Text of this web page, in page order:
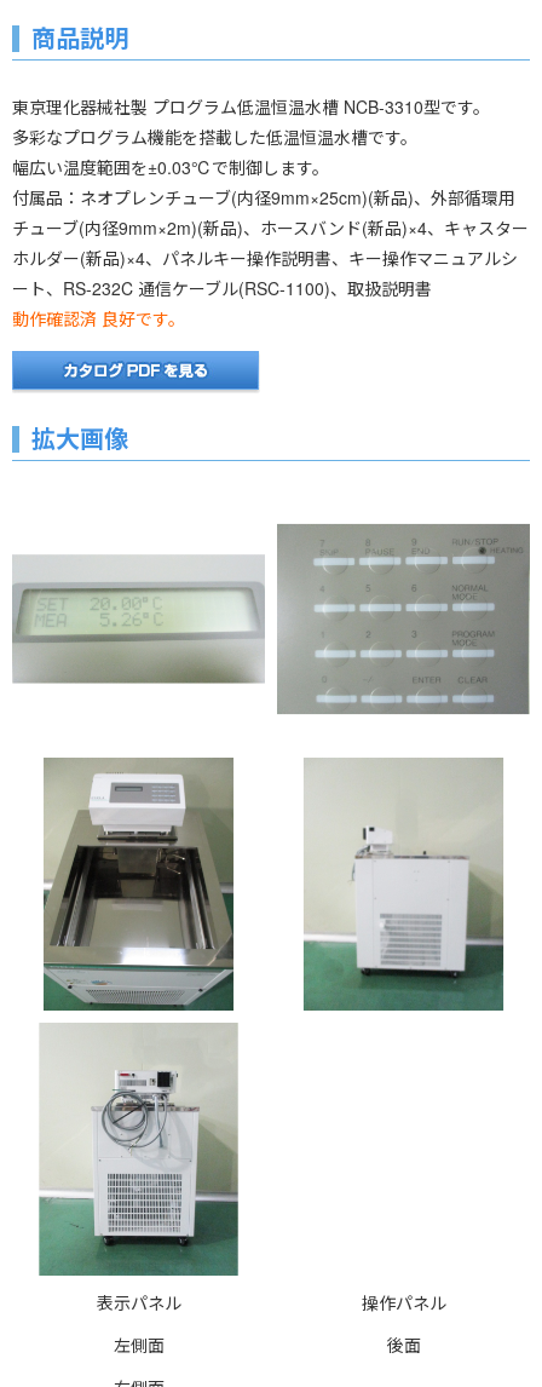
商品説明
東京理化器械社製 プログラム低温恒温水槽 NCB-3310型です。
多彩なプログラム機能を搭載した低温恒温水槽です。
幅広い温度範囲を±0.03℃で制御します。
付属品：ネオプレンチューブ(内径9mm×25cm)(新品)、外部循環用
チューブ(内径9mm×2m)(新品)、ホースバンド(新品)×4、キャスター
ホルダー(新品)×4、パネルキー操作説明書、キー操作マニュアルシ
ート、RS-232C 通信ケーブル(RSC-1100)、取扱説明書
動作確認済 良好です。
拡大画像
表示パネル
操作パネル
左側面
後面